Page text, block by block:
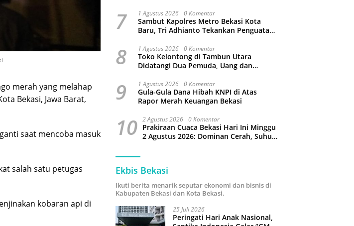
merah yang melahap
Bekasi, Jawa Barat,
saat mencoba masuk
salah satu petugas
kobaran api di
Bintoro
7 1 Agustus 2026 0 Komentar
Sambut Kapolres Metro Bekasi Kota
Baru, Tri Adhianto Tekankan Penguatan
8 1 Agustus 2026 0 Komentar
Toko Kelontong di Tambun Utara
Didatangi Dua Pemuda, Uang dan
9 1 Agustus 2026 0 Komentar
Gula-Gula Dana Hibah KNPI di Atas
Rapor Merah Keuangan Bekasi
10 2 Agustus 2026 0 Komentar
Prakiraan Cuaca Bekasi Hari Ini Minggu
2 Agustus 2026: Dominan Cerah, Suhu
Ekbis Bekasi
Ikuti berita menarik seputar ekonomi dan bisnis di
Kabupaten Bekasi dan Kota Bekasi.
25 Juli 2026
Peringati Hari Anak Nasional,